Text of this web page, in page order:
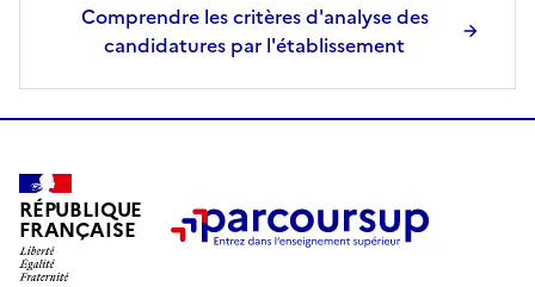
Comprendre les critères d'analyse des
candidatures par l'établissement
RÉPUBLIQUE
FRANÇAISE